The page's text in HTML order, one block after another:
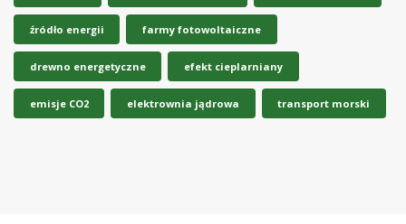
źródło energii farmy fotowoltaiczne
drewno energetyczne efekt cieplarniany
emisje CO2 elektrownia jądrowa transport morski